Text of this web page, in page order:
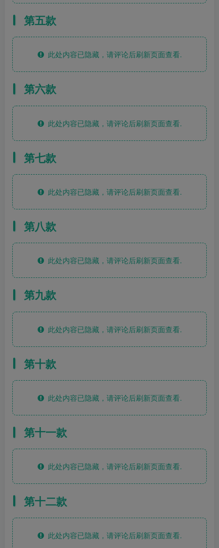
第五款
此处内容已隐藏，请评论后刷新页面查看.
第六款
此处内容已隐藏，请评论后刷新页面查看.
第七款
此处内容已隐藏，请评论后刷新页面查看.
第八款
此处内容已隐藏，请评论后刷新页面查看.
第九款
此处内容已隐藏，请评论后刷新页面查看.
第十款
此处内容已隐藏，请评论后刷新页面查看.
第十一款
此处内容已隐藏，请评论后刷新页面查看.
第十二款
此处内容已隐藏，请评论后刷新页面查看.